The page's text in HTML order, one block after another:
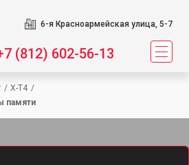
6-я Красноармейская улица, 5-7
(812) 602-56-13
/ X-T4 /
памяти